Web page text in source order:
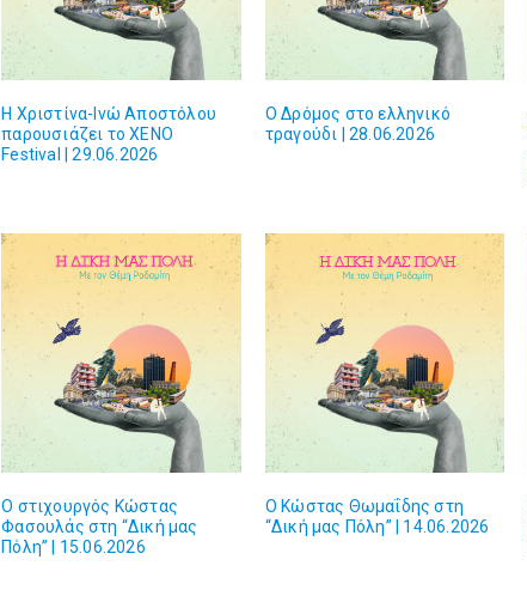
Η Χριστίνα-Ινώ Αποστόλου
παρουσιάζει το XENO
Festival | 29.06.2026
O Δρόμος στο ελληνικό
τραγούδι | 28.06.2026
O στιχουργός Κώστας
Φασουλάς στη “Δική μας
Πόλη” | 15.06.2026
O Κώστας Θωμαΐδης στη
“Δική μας Πόλη” | 14.06.2026